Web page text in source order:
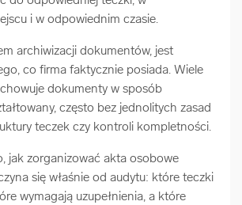
i w odpowiednim czasie.
archiwizacji dokumentów, jest
co firma faktycznie posiada. Wiele
dokumenty w sposób
często bez jednolitych zasad
teczek czy kontroli kompletności.
jak zorganizować akta osobowe
się właśnie od audytu: które teczki
wymagają uzupełnienia, a które